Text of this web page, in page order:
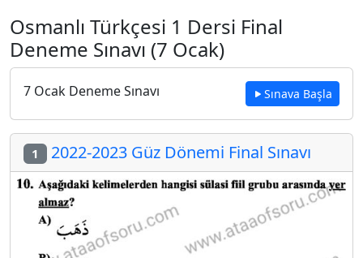
Osmanlı Türkçesi 1 Dersi Final
Deneme Sınavı (7 Ocak)
7 Ocak Deneme Sınavı Sınava Başla
1 2022-2023 Güz Dönemi Final Sınavı